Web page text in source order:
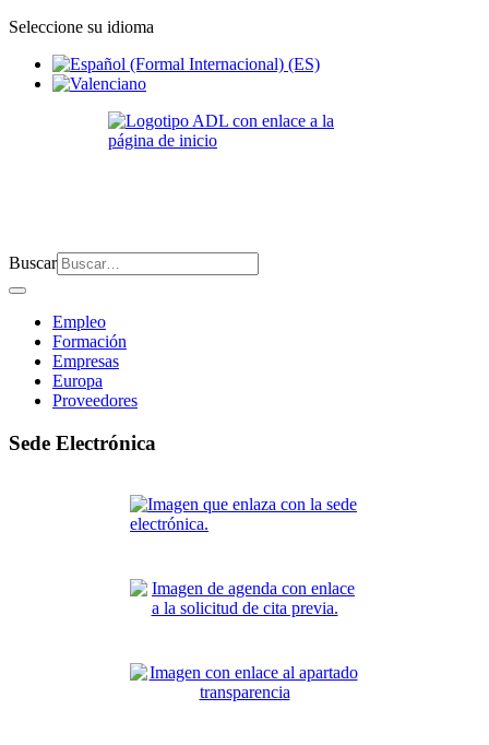
Seleccione su idioma
Buscar
Empleo
Formación
Empresas
Europa
Proveedores
Sede Electrónica